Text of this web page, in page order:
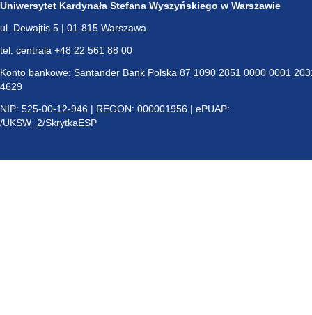
Uniwersytet Kardynała Stefana Wyszyńskiego w Warszawie
ul. Dewajtis 5 | 01-815 Warszawa
tel. centrala +48 22 561 88 00
Konto bankowe: Santander Bank Polska 87 1090 2851 0000 0001
4629
NIP: 525-00-12-946 | REGON: 000001956 | ePUAP:
/UKSW_2/SkrytkaESP